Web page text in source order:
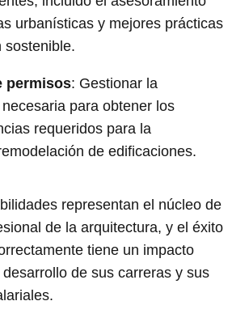
urbanísticas y mejores prácticas
sostenible.
permisos: Gestionar la
para obtener los
requeridos para la
de edificaciones.
representan el núcleo de
de la arquitectura, y el éxito
tiene un impacto
de sus carreras y sus